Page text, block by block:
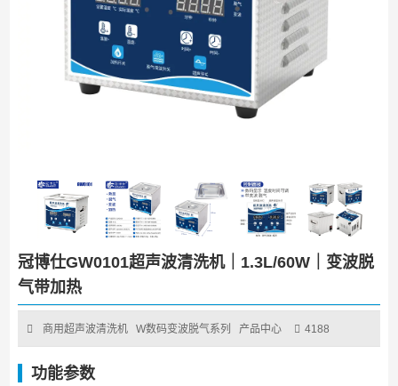
冠博仕GW0101超声波清洗机｜1.3L/60W｜变波脱
气带加热
商用超声波清洗机 W数码变波脱气系列 产品中心 4188
功能参数